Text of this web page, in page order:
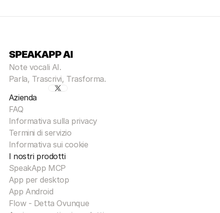
SPEAKAPP AI
Note vocali AI.
Parla, Trascrivi, Trasforma.
Azienda
FAQ
Informativa sulla privacy
Termini di servizio
Informativa sui cookie
I nostri prodotti
SpeakApp MCP
App per desktop
App Android
Flow - Detta Ovunque